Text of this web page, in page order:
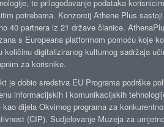
te prilagođavanje podataka
potrebama. Konzorcij Athene Plus
40 partnera iz 21 države članice.
s Europeana platformom pomoću koje
količinu digitaliziranog kulturnog sadržaja
za korisnike.
je dobio sredstva EU Programa podrške
informacijskih i komunikacijskih
kao dijela Okvirnog programa za
(CIP). Sudjelovanje Muzeja za